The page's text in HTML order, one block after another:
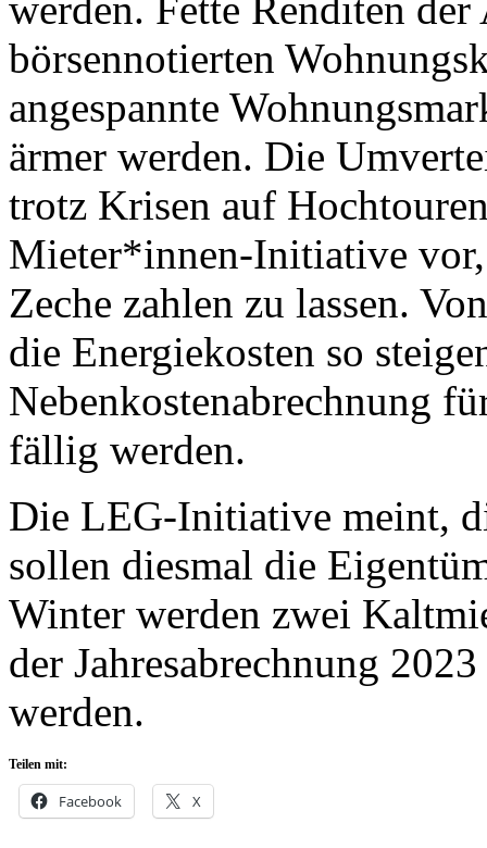
börsennotierten
angespannte
ärmer werden. Die
trotz Krisen auf
Mieter*innen-Initiative
Zeche zahlen zu lassen.
die Energiekosten so
Nebenkostenabrechnung
fällig werden.
Die LEG-Initiative meint,
sollen diesmal die
Winter werden zwei
der Jahresabrechnung
werden.
Teilen mit:
Facebook X